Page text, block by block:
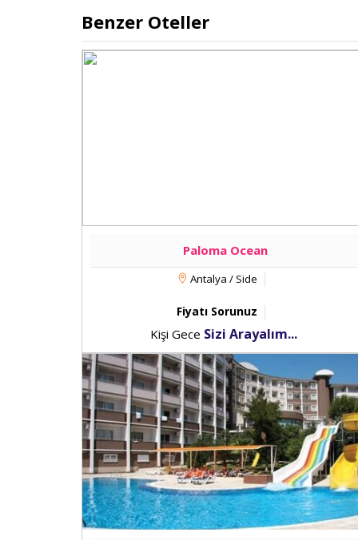
Benzer Oteller
Paloma Ocean
Antalya / Side
Fiyatı Sorunuz
Kişi Gece Sizi Arayalım...